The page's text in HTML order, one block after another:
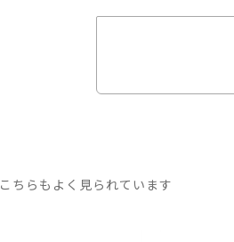
こちらもよく見られています